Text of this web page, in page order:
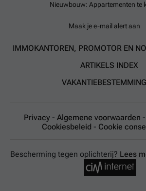
Nieuwbouw: Appartementen te
Maak je e-mail alert aan
IMMOKANTOREN, PROMOTOR EN
ARTIKELS INDEX
Privacy - Algemene voorwaarden -
Cookiesbeleid - Cookie
Bescherming tegen oplichterij? Lees